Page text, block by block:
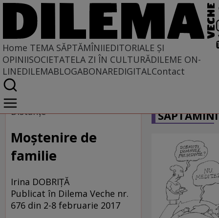
Home TEMA SĂPTĂMÎNIIEDITORIALE ȘI
OPINIISOCIETATELA ZI ÎN CULTURĂDILEME ON-
LINEDILEMABLOGABONAREDIGITALContact
Home
Tema săptămînii
Distanţe
Moştenire de
familie
Irina DOBRIŢĂ
Publicat în Dilema Veche nr.
676 din 2-8 februarie 2017